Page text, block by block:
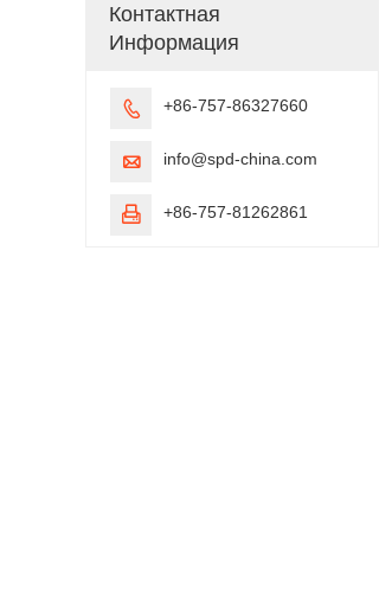
Контактная
Информация
 +86-757-86327660
 info@spd-china.com
 +86-757-81262861